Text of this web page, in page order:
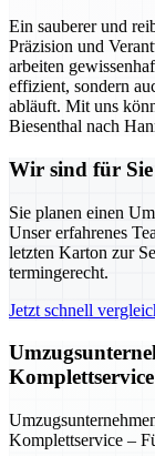
Ein sauberer und
Präzision und
arbeiten
effizient, sondern
abläuft. Mit uns
Biesenthal nach
Wir sind für
Sie planen einen
Unser erfahrenes
letzten Karton zur
termingerecht.
Jetzt schnell
Komplettservice –